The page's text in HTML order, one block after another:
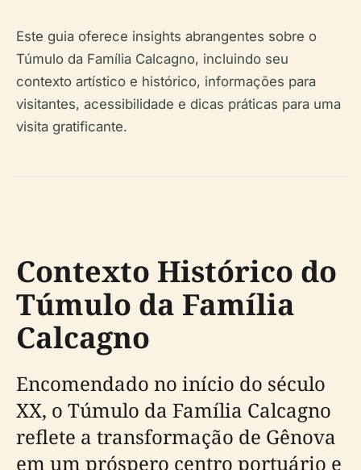
Este guia oferece insights abrangentes sobre o
Túmulo da Família Calcagno, incluindo seu
contexto artístico e histórico, informações para
visitantes, acessibilidade e dicas práticas para uma
visita gratificante.
Contexto Histórico do
Túmulo da Família
Calcagno
Encomendado no início do século
XX, o Túmulo da Família Calcagno
reflete a transformação de Gênova
em um próspero centro portuário e